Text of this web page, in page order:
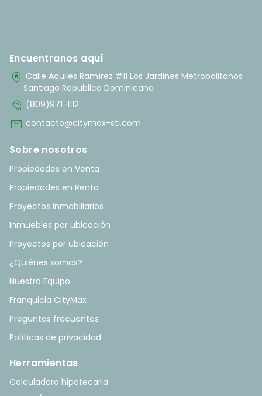
Encuentranos aquí
home_pin Calle Aquiles Ramírez #11 Los Jardines Metropolitanos
Santiago Republica Dominicana
phone_in_talk (809)971-1112
mail contacto@citymax-sti.com
Sobre nosotros
Propiedades en Venta
Propiedades en Renta
Proyectos Inmobiliarios
Inmuebles por ubicación
Proyectos por ubicación
¿Quiénes somos?
Nuestro Equipo
Franquicia CityMax
Preguntas frecuentes
Políticas de privacidad
Herramientas
Calculadora hipotecaria